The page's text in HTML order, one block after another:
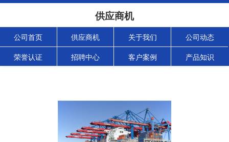
供应商机
公司首页 供应商机 关于我们 公司动态
荣誉认证 招聘中心 客户案例 产品知识